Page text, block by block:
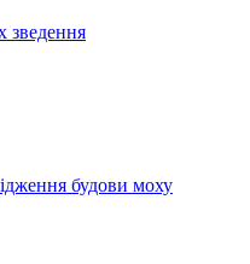
зведення
будови моху